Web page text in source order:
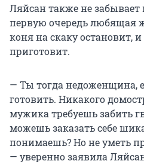
Ляйсан также не
первую очередь любящая
коня на скаку остановит,
приготовит.
— Ты тогда недоженщина,
готовить. Никакого
мужика требуешь забить
можешь заказать себе
понимаешь? Но не уметь
— уверенно заявила